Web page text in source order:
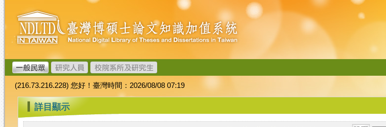
跳
到
主
要
內
容
臺
灣
博
碩
士
論
文
加
值
系
統
(216.73.216.228) 您好！臺灣時間：2026/08/08 07:19
::: 詳目顯示